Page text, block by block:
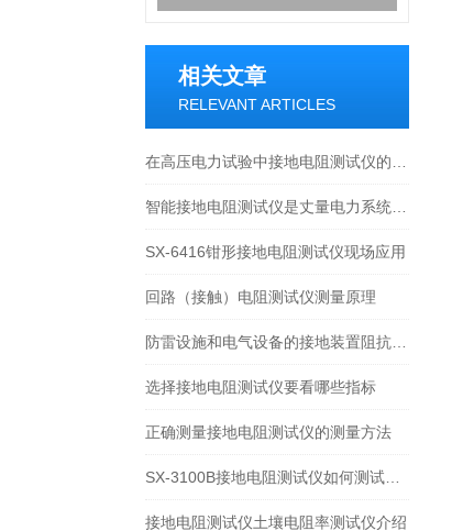
相关文章
RELEVANT ARTICLES
SX-6416钳形接地电阻测试仪现场应用
回路（接触）电阻测试仪测量原理
选择接地电阻测试仪要看哪些指标
正确测量接地电阻测试仪的测量方法
接地电阻测试仪土壤电阻率测试仪介绍